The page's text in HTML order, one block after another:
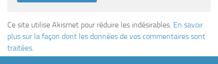
Ce site utilise Akismet pour réduire les indésirables. En savoir
plus sur la façon dont les données de vos commentaires sont
traitées.